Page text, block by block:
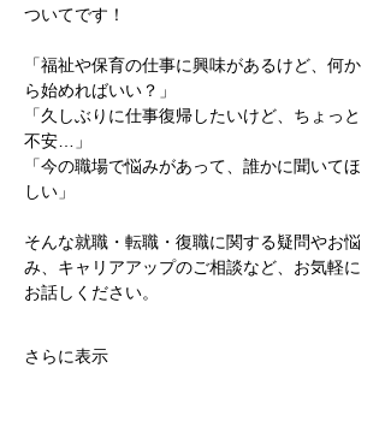
ついてです！
「福祉や保育の仕事に興味があるけど、何か
ら始めればいい？」
「久しぶりに仕事復帰したいけど、ちょっと
不安…」
「今の職場で悩みがあって、誰かに聞いてほ
しい」
そんな就職・転職・復職に関する疑問やお悩
み、キャリアアップのご相談など、お気軽に
お話しください。
さらに表示